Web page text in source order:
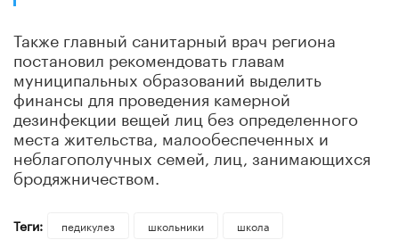
Также главный санитарный врач региона
постановил рекомендовать главам
муниципальных образований выделить
финансы для проведения камерной
дезинфекции вещей лиц без определенного
места жительства, малообеспеченных и
неблагополучных семей, лиц, занимающихся
бродяжничеством.
Теги: педикулез школьники школа